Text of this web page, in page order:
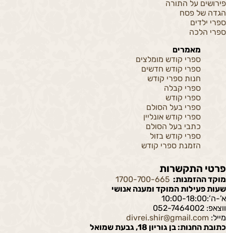
פירושים על התורה
הגדה של פסח
ספרי ילדים
ספרי הלכה
מאמרים
ספרי קודש מומלצים
ספרי קודש חדשים
חנות ספרי קודש
ספרי קבלה
ספרי קודש
ספרי בעל הסולם
ספרי קודש אונליין
כתבי בעל הסולם
ספרי קודש בזול
הזמנת ספרי קודש
פרטי התקשרות
מוקד ההזמנות: 1700-700-665
שעות פעילות המוקד ומענה אנושי
א’-ה’:10:00-18:00
ווצאפ: 052-7464002
מייל: divrei.shir@gmail.com
כתובת החנות: בן גוריון 18, גבעת שמואל